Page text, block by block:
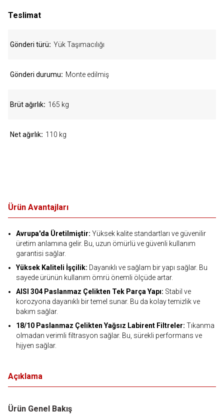
Ürün Avantajları
Avrupa'da Üretilmiştir: Yüksek kalite standartları ve güvenilir
üretim anlamına gelir. Bu, uzun ömürlü ve güvenli kullanım
garantisi sağlar.
Yüksek Kaliteli İşçilik: Dayanıklı ve sağlam bir yapı sağlar. Bu
sayede ürünün kullanım ömrü önemli ölçüde artar.
AISI 304 Paslanmaz Çelikten Tek Parça Yapı: Stabil ve
korozyona dayanıklı bir temel sunar. Bu da kolay temizlik ve
bakım sağlar.
18/10 Paslanmaz Çelikten Yağsız Labirent Filtreler: Tıkanma
olmadan verimli filtrasyon sağlar. Bu, sürekli performans ve
hijyen sağlar.
Açıklama
Ürün Genel Bakış
Teslimat
Gönderi türü Yük Taşımacılığı
Gönderi durumu Monte edilmiş
Brüt ağırlık 165 kg
Net ağırlık 110 kg